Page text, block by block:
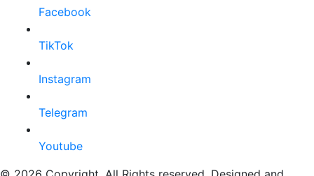
Facebook
TikTok
Instagram
Telegram
Youtube